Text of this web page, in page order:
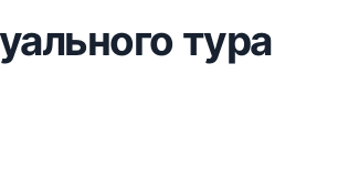
тура